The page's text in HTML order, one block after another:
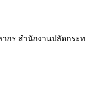
กร สำนักงานปลัดกระ